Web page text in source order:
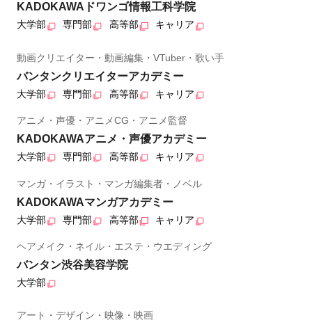
KADOKAWAドワンゴ情報工科学院
大学部 専門部 高等部 キャリア
動画クリエイター・動画編集・VTuber・歌い手
バンタンクリエイターアカデミー
大学部 専門部 高等部 キャリア
アニメ・声優・アニメCG・アニメ監督
KADOKAWAアニメ・声優アカデミー
大学部 専門部 高等部 キャリア
マンガ・イラスト・マンガ編集者・ノベル
KADOKAWAマンガアカデミー
大学部 専門部 高等部 キャリア
ヘアメイク・ネイル・エステ・ウエディング
バンタン渋谷美容学院
大学部
アート・デザイン・映像・映画